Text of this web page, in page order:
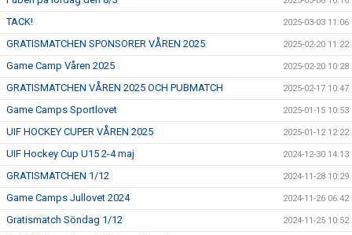
TACK! 2025-03-03 11:06
GRATISMATCHEN SPONSORER VÅREN 2025 2025-02-20 11:22
Game Camp Våren 2025 2025-02-20 10:28
GRATISMATCHEN VÅREN 2025 OCH PUBMATCH 2025-02-17 10:47
Game Camps Sportlovet 2025-01-15 10:53
UIF HOCKEY CUPER VÅREN 2025 2025-01-12 12:22
UIF Hockey Cup U15 2-4 maj 2024-12-30 14:13
GRATISMATCHEN 1/12 2024-11-28 10:29
Game Camps Jullovet 2024 2024-11-26 06:42
Gratismatch Söndag 1/12 2024-11-25 10:52